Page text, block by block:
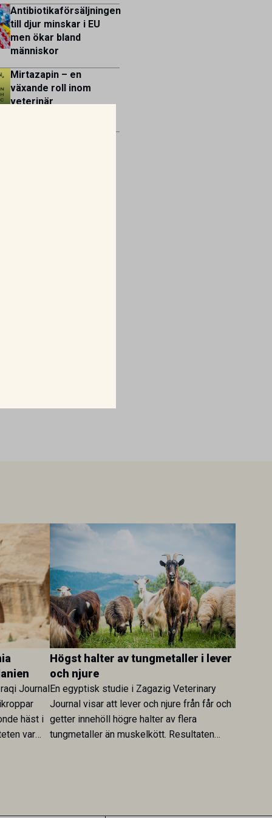
Antibiotikaförsäljningen
till djur minskar i EU
men ökar bland
människor
Mirtazapin – en
växande roll inom
veterinär
Journal
häst i
var
Högst halter av tungmetaller i lever
och njure
En egyptisk studie i Zagazig Veterinary
Journal visar att lever och njure från får och
getter innehöll högre halter av flera
tungmetaller än muskelkött. Resultaten